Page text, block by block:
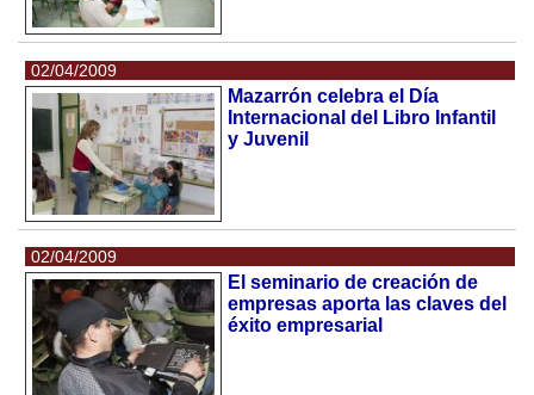
02/04/2009
Mazarrón celebra el Día
Internacional del Libro Infantil
y Juvenil
02/04/2009
El seminario de creación de
empresas aporta las claves del
éxito empresarial